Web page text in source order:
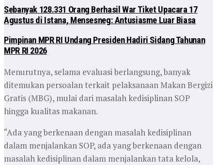
Sebanyak 128.331 Orang Berhasil War Tiket Upacara 17
Agustus di Istana, Mensesneg: Antusiasme Luar Biasa
Pimpinan MPR RI Undang Presiden Hadiri Sidang Tahunan
MPR RI 2026
Menurutnya, selama evaluasi berlangsung, banyak
ditemukan persoalan terkait pelaksanaan Makan Bergizi
Gratis (MBG), mulai dari masalah kedisiplinan SOP
hingga kualitas makanan.
“Ada yang berkenaan dengan masalah kedisiplinan
dalam menjalankan SOP, ada yang berkenaan dengan
masalah kedisiplinan dalam menjalankan tata kelola,